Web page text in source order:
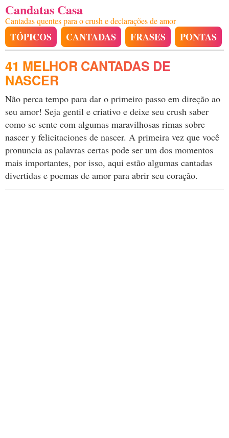
Candatas Casa
Cantadas quentes para o crush e declarações de amor
TÓPICOS CANTADAS FRASES PONTAS
41 MELHOR CANTADAS DE
NASCER
Não perca tempo para dar o primeiro passo em direção ao
seu amor! Seja gentil e criativo e deixe seu crush saber
como se sente com algumas maravilhosas rimas sobre
nascer y felicitaciones de nascer. A primeira vez que você
pronuncia as palavras certas pode ser um dos momentos
mais importantes, por isso, aqui estão algumas cantadas
divertidas e poemas de amor para abrir seu coração.